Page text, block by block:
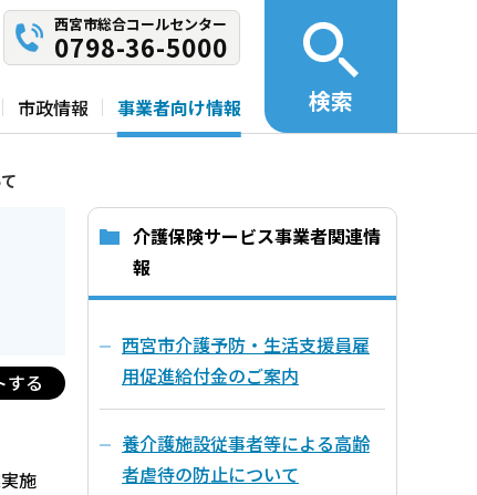
西宮市総合コールセンター
0798-36-5000
市政情報 事業者向け情報 検索
する
施
介護保険サービス事業者関連情
報
西宮市介護予防・生活支援員雇
用促進給付金のご案内
養介護施設従事者等による高齢
者虐待の防止について